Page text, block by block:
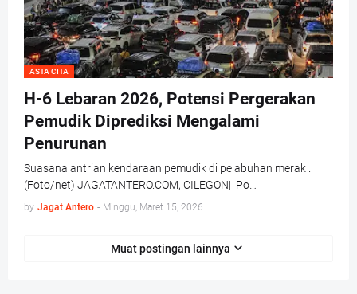
ASTA CITA
H-6 Lebaran 2026, Potensi Pergerakan
Pemudik Diprediksi Mengalami
Penurunan
Suasana antrian kendaraan pemudik di pelabuhan merak .
(Foto/net) JAGATANTERO.COM, CILEGON| Po…
by Jagat Antero - Minggu, Maret 15, 2026
Muat postingan lainnya